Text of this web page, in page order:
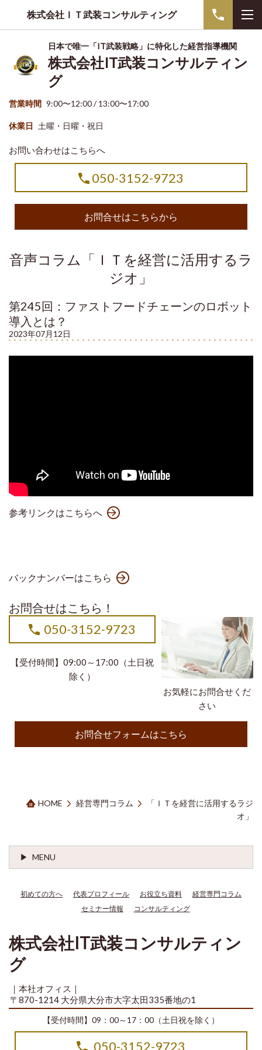
株式会社ＩＴ武装コンサルティング
日本で唯一「IT武装戦略」に特化した経営指導機関
株式会社IT武装コンサルティン
グ
営業時間 9:00〜12:00 / 13:00〜17:00
休業日 土曜・日曜・祝日
お問い合わせはこちらへ
050-3152-9723
お問合せはこちらから
音声コラム「ＩＴを経営に活用するラ
ジオ」
第245回：ファストフードチェーンのロボット
導入とは？
2023年07月12日
参考リンクはこちらへ
バックナンバーはこちら
お問合せはこちら！
お気軽にお問合せくだ
さい
050-3152-9723
【受付時間】09:00～17:00（土日祝
除く）
お問合せフォームはこちら
HOME 経営専門コラム
「ＩＴを経営に活用するラジ
オ」
MENU
初めての方へ 代表プロフィール お役立ち資料
経営専門コラム
セミナー情報
コンサルティング
株式会社IT武装コンサルティン
グ
｜本社オフィス｜
〒870-1214 大分県大分市大字太田335番地の1
【受付時間】09：00～17：00（土日祝を除く）
050-3152-9723